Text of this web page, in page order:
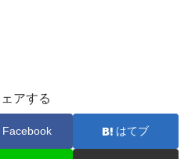
アする
Facebook はてブ